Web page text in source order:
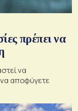
πρέπει να
να
αποφύγετε